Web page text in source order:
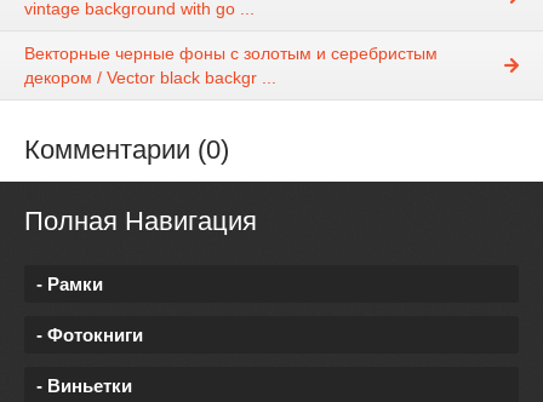
vintage background with go ...
Векторные черные фоны с золотым и серебристым
декором / Vector black backgr ...
Комментарии (0)
Полная Навигация
- Рамки
- Фотокниги
- Виньетки